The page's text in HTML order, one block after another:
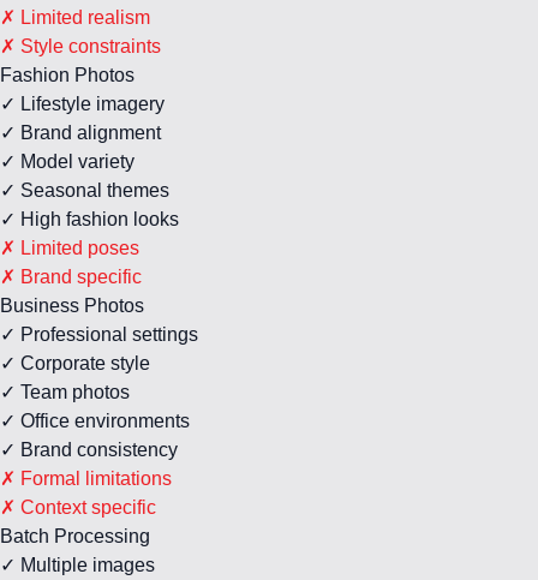
✗ Limited realism
✗ Style constraints
Fashion Photos
✓ Lifestyle imagery
✓ Brand alignment
✓ Model variety
✓ Seasonal themes
✓ High fashion looks
✗ Limited poses
✗ Brand specific
Business Photos
✓ Professional settings
✓ Corporate style
✓ Team photos
✓ Office environments
✓ Brand consistency
✗ Formal limitations
✗ Context specific
Batch Processing
✓ Multiple images